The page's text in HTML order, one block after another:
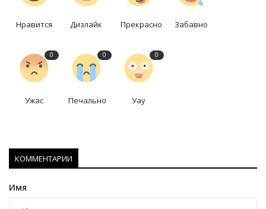
Нравится Дизлайк Прекрасно Забавно
0
Ужас
0
Печально
0
Уау
КОММЕНТАРИИ
Имя